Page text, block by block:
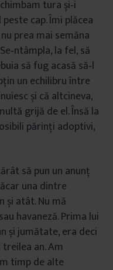
tura și‑i
cap. Îmi plăcea
prea mai semăna
la fel, să
să fug acasă să‑l
un echilibru între
și că altcineva,
grijă de el. Însă la
părinți adoptivi,
să pun un anunț
una dintre
și atât. Nu mă
havaneză. Prima lui
și jumătate, era deci
an. Am
timp de alte